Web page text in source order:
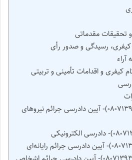
مقدماتی
رسیدگی و صدور رأی
و اقدامات تأمینی و تربیتی
بخش هشتم (الحاقی ۰۸۰۷۱۳۹۳)- آیین دادرسی جرائم نیروهای